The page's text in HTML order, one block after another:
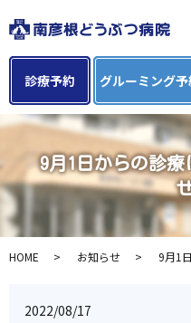
診療予約 グルーミング予
9月1日からの診
HOME お知らせ 9月1
2022/08/17